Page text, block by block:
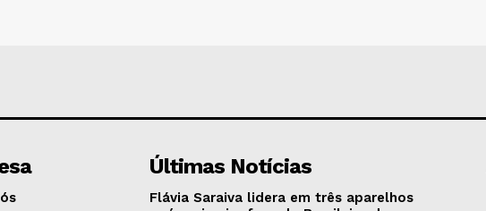
Últimas Notícias
Flávia Saraiva lidera em três aparelhos